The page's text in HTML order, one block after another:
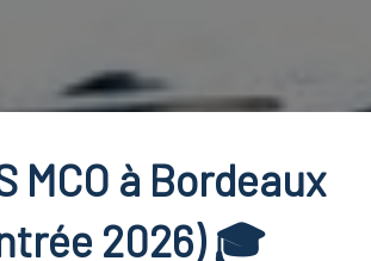
MCO à Bordeaux
2026) 🎓